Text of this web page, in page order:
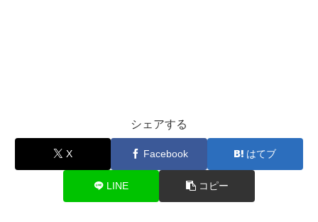
シェアする
X Facebook はてブ
LINE コピー